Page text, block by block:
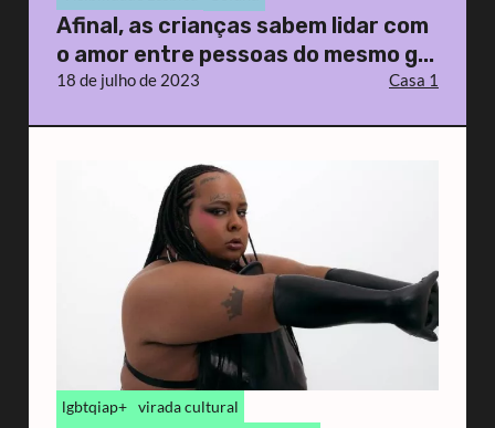
Afinal, as crianças sabem lidar com
o amor entre pessoas do mesmo g...
18 de julho de 2023 Casa 1
lgbtqiap+ virada cultural